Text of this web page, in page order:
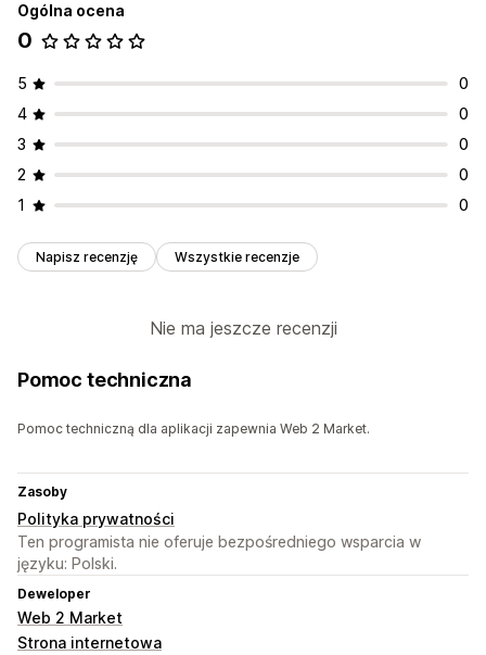
Ogólna ocena
0
5
0
4
0
3
0
2
0
1
0
Napisz recenzję Wszystkie recenzje
Nie ma jeszcze recenzji
Pomoc techniczna
Pomoc techniczną dla aplikacji zapewnia Web 2 Market.
Zasoby
Polityka prywatności
Ten programista nie oferuje bezpośredniego wsparcia w
języku: Polski.
Deweloper
Web 2 Market
Strona internetowa